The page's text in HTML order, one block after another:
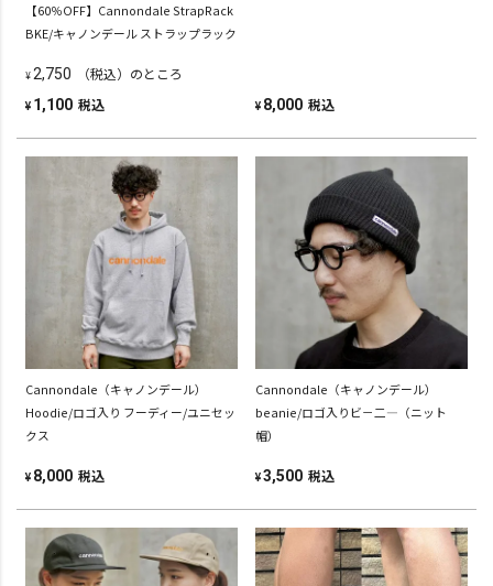
【60％OFF】Cannondale StrapRack
BKE/キャノンデール ストラップラック
¥2,750 （税込）のところ
¥ 1,100 税込 ¥ 8,000 税込
Cannondale（キャノンデール）
Hoodie/ロゴ入り フーディー/ユニセッ
クス
¥ 8,000 税込
Cannondale（キャノンデール）
beanie/ロゴ入りビ－二―（ニット
帽）
¥3,500 税込